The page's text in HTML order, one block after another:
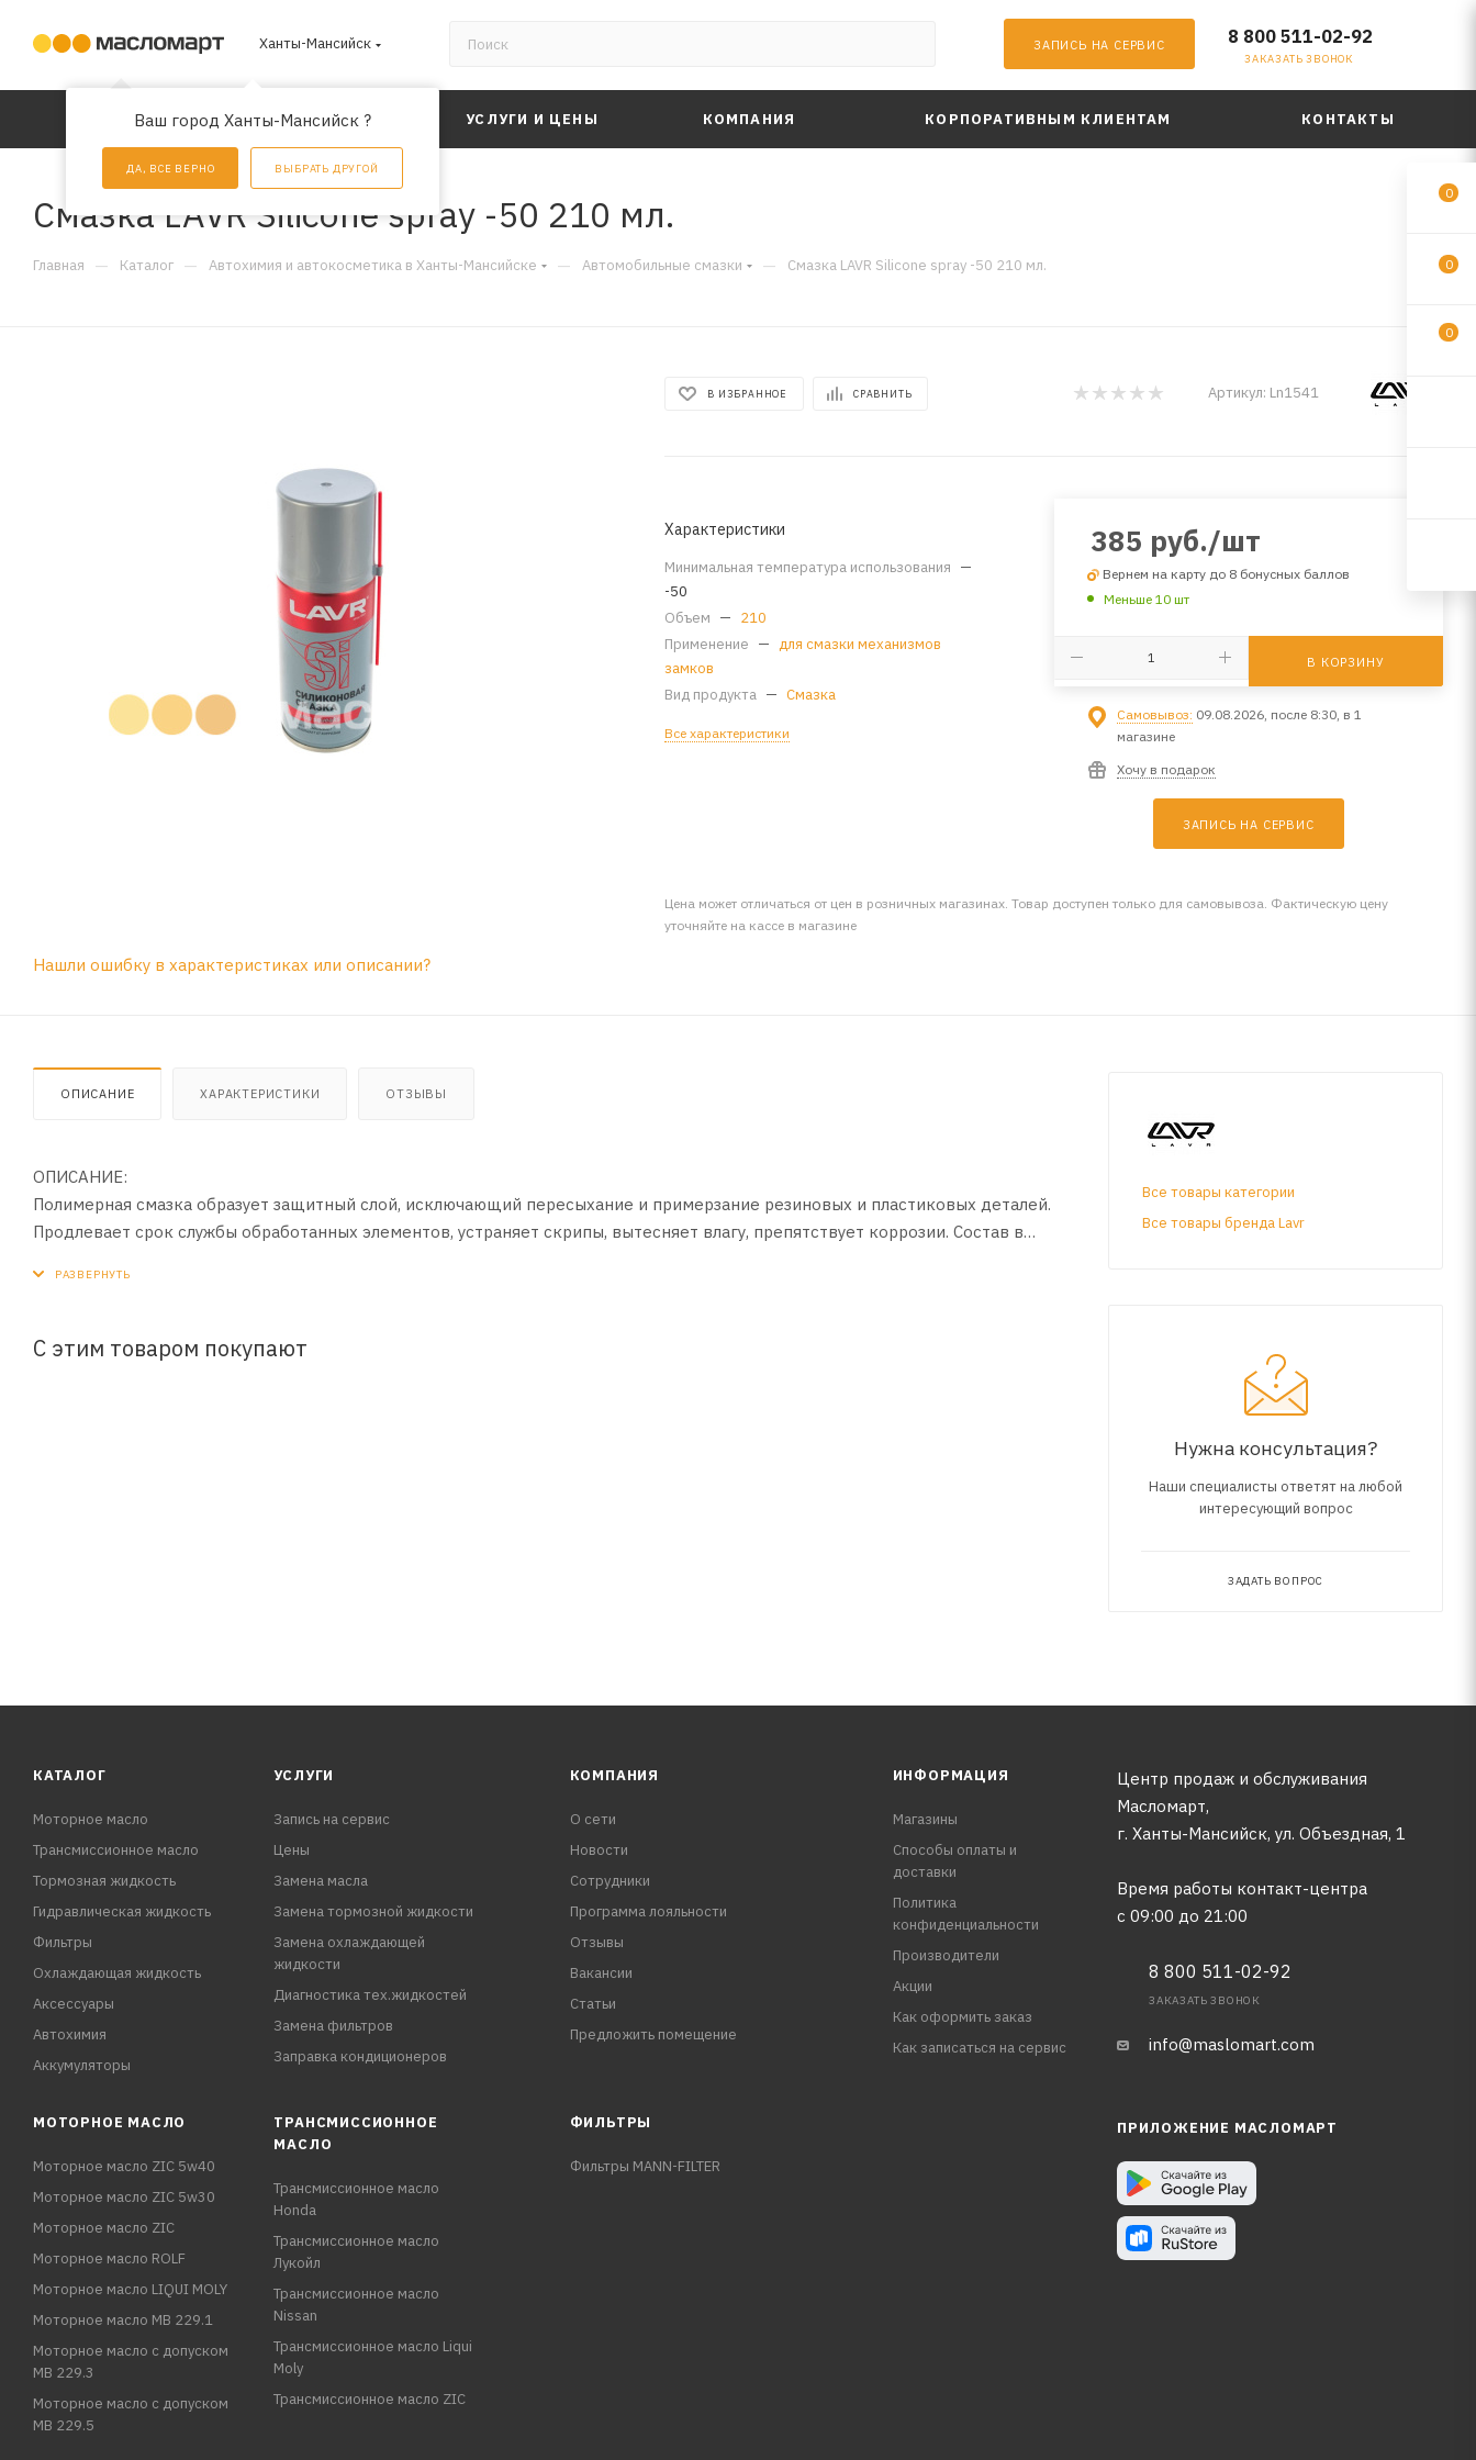
Ханты-Мансийск
Ваш город Ханты-Мансийск ?
ДА, ВСЕ ВЕРНО ВЫБРАТЬ ДРУГОЙ
ЗАПИСЬ НА СЕРВИС 8 800 511-02-92
ЗАКАЗАТЬ ЗВОНОК
КАТАЛОГ АКЦИИ УСЛУГИ И ЦЕНЫ КОМПАНИЯ КОРПОРАТИВНЫМ КЛИЕНТАМ КОНТАКТЫ
Смазка LAVR Silicone spray -50 210 мл.
Главная — Каталог — Автохимия и автокосметика в Ханты-Мансийске — Автомобильные смазки — Смазка LAVR Silicone spray -50 210 мл.
В ИЗБРАННОЕ СРАВНИТЬ Артикул: Ln1541
Характеристики
Минимальная температура использования —
-50
Объем — 210
Применение — для смазки механизмов
замков
Вид продукта — Смазка
Все характеристики
385 руб./шт
Вернем на карту до 8 бонусных баллов
Меньше 10 шт
В КОРЗИНУ
Самовывоз: 09.08.2026, после 8:30, в 1
магазине
Хочу в подарок
ЗАПИСЬ НА СЕРВИС
Цена может отличаться от цен в розничных магазинах. Товар доступен только для самовывоза. Фактическую цену
уточняйте на кассе в магазине
Нашли ошибку в характеристиках или описании?
ОПИСАНИЕ ХАРАКТЕРИСТИКИ ОТЗЫВЫ
ОПИСАНИЕ:
Полимерная смазка образует защитный слой, исключающий пересыхание и примерзание резиновых и пластиковых деталей.
Продлевает срок службы обработанных элементов, устраняет скрипы, вытесняет влагу, препятствует коррозии. Состав в
ПРИМЕНЕНИЕ:
С этим товаром покупают
Все товары категории
Все товары бренда Lavr
Нужна консультация?
Наши специалисты ответят на любой
интересующий вопрос
ЗАДАТЬ ВОПРОС
КАТАЛОГ
Моторное масло
Трансмиссионное масло
Тормозная жидкость
Гидравлическая жидкость
Фильтры
Охлаждающая жидкость
Аксессуары
Автохимия
Аккумуляторы
УСЛУГИ
Запись на сервис
Цены
Замена масла
Замена тормозной жидкости
Замена охлаждающей
жидкости
Диагностика тех.жидкостей
Замена фильтров
Заправка кондиционеров
КОМПАНИЯ
О сети
Новости
Сотрудники
Программа лояльности
Отзывы
Вакансии
Статьи
Предложить помещение
ИНФОРМАЦИЯ
Магазины
Способы оплаты и
доставки
Политика
конфиденциальности
Производители
Акции
Как оформить заказ
Как записаться на сервис
Центр продаж и обслуживания
Масломарт,
г. Ханты-Мансийск, ул. Объездная, 1
Время работы контакт-центра
с 09:00 до 21:00
8 800 511-02-92
ЗАКАЗАТЬ ЗВОНОК
info@maslomart.com
МОТОРНОЕ МАСЛО
Моторное масло ZIC 5w40
Моторное масло ZIC 5w30
Моторное масло ZIC
Моторное масло ROLF
Моторное масло LIQUI MOLY
Моторное масло MB 229.1
Моторное масло с допуском
MB 229.3
Моторное масло с допуском
MB 229.5
ТРАНСМИССИОННОЕ
МАСЛО
Трансмиссионное масло
Honda
Трансмиссионное масло
Лукойл
Трансмиссионное масло
Nissan
Трансмиссионное масло Liqui
Moly
Трансмиссионное масло ZIC
ФИЛЬТРЫ
Фильтры MANN-FILTER
ПРИЛОЖЕНИЕ МАСЛОМАРТ
0
0
0